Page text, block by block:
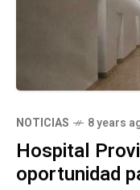
NOTICIAS 8 years
Hospital
oportunidad